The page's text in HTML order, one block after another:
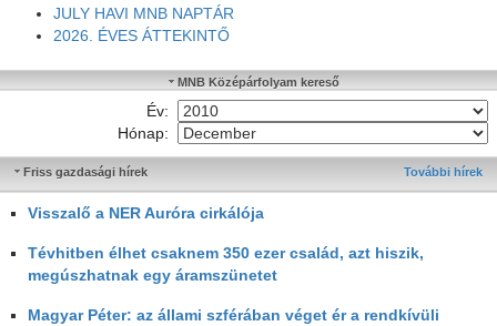
JULY HAVI MNB NAPTÁR
2026. ÉVES ÁTTEKINTŐ
MNB Középárfolyam kereső
Év:
Hónap:
Friss gazdasági hírek További hírek
Visszalő a NER Auróra cirkálója
Tévhitben élhet csaknem 350 ezer család, azt hiszik,
megúszhatnak egy áramszünetet
Magyar Péter: az állami szférában véget ér a rendkívüli